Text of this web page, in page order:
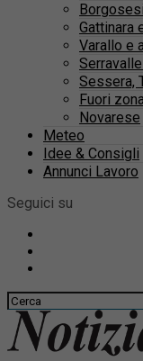
Gattinara
Varallo e
Sessera,
Fuori
Novarese
Meteo
Idee & Consigli
Annunci Lavoro
Seguici su